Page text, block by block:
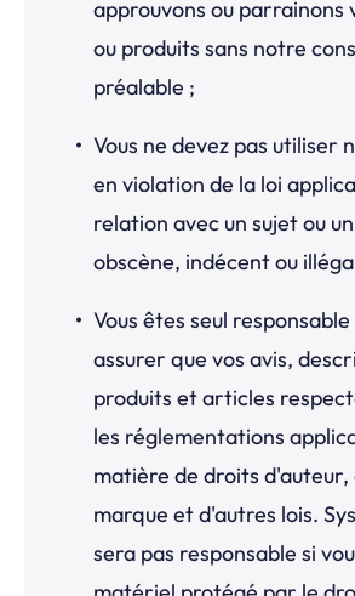
approuvons ou parrainons
ou produits sans notre
préalable ;
Vous ne devez pas utiliser
en violation de la loi
relation avec un sujet ou
obscène, indécent ou
Vous êtes seul responsable
assurer que vos avis,
produits et articles
les réglementations
matière de droits d'auteur,
marque et d'autres lois.
sera pas responsable si